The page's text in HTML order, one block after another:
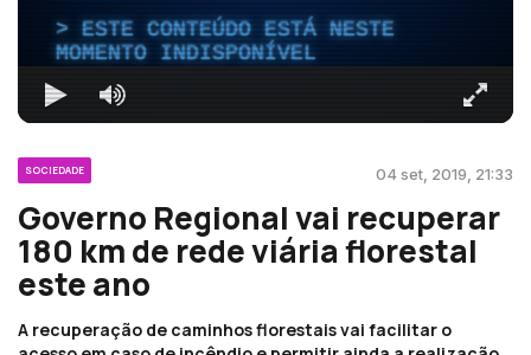
ESTE CONTEÚDO ESTÁ NESTE
MOMENTO INDISPONÍVEL
SOCIEDADE 04 set, 2019, 21:33
Governo Regional vai recuperar
180 km de rede viária florestal
este ano
A recuperação de caminhos florestais vai facilitar o